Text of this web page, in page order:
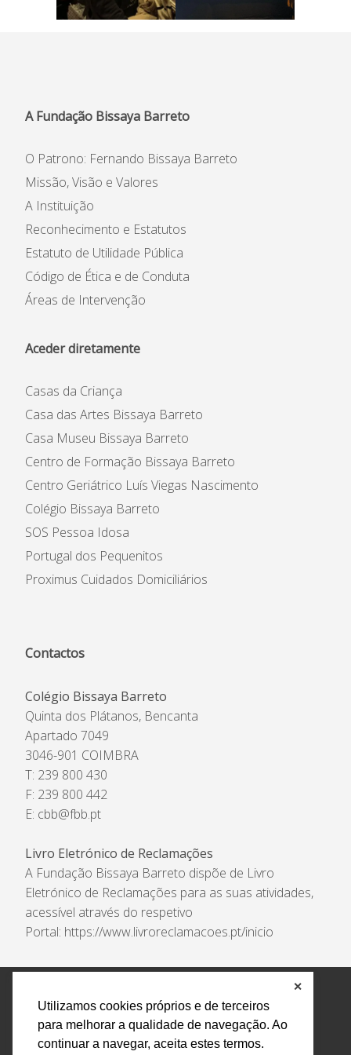
Utilizamos cookies próprios e de terceiros
para melhorar a qualidade de navegação. Ao
continuar a navegar, aceita estes termos.
✕
A Fundação Bissaya Barreto
O Patrono: Fernando Bissaya Barreto
Missão, Visão e Valores
A Instituição
Reconhecimento e Estatutos
Estatuto de Utilidade Pública
Código de Ética e de Conduta
Áreas de Intervenção
Aceder diretamente
Casas da Criança
Casa das Artes Bissaya Barreto
Casa Museu Bissaya Barreto
Centro de Formação Bissaya Barreto
Centro Geriátrico Luís Viegas Nascimento
Colégio Bissaya Barreto
SOS Pessoa Idosa
Portugal dos Pequenitos
Proximus Cuidados Domiciliários
Contactos
Colégio Bissaya Barreto
Quinta dos Plátanos, Bencanta
Apartado 7049
3046-901 COIMBRA
T: 239 800 430
F: 239 800 442
E: cbb@fbb.pt
Livro Eletrónico de Reclamações
A Fundação Bissaya Barreto dispõe de Livro
Eletrónico de Reclamações para as suas atividades,
acessível através do respetivo
Portal: https://www.livroreclamacoes.pt/inicio
Política de Privacidade e Tratamento de Dados
Encarregado de Proteção de Dados
Livro Eletrónico
de Reclamações
Canal de Denúncias
Todos os direitos reservados Design by AM. Developed by